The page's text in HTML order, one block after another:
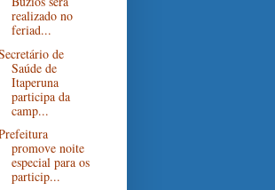
realizado no
feriad...
de
Saúde de
Itaperuna
participa da
camp...
promove noite
especial para os
particip...